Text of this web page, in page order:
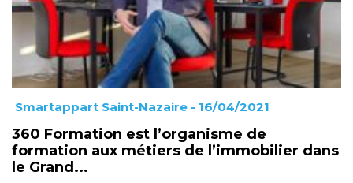
Smartappart Saint-Nazaire - 16/04/2021
360 Formation est l’organisme de
formation aux métiers de l’immobilier dans
le Grand...